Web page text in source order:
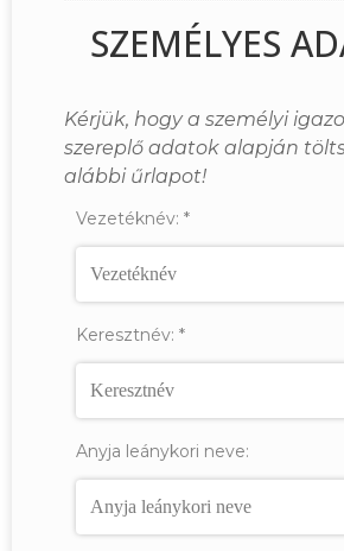
SZEMÉLYES
Kérjük, hogy a személyi
szereplő adatok alapján
alábbi űrlapot!
Vezetéknév: *
Keresztnév: *
Anyja leánykori neve: